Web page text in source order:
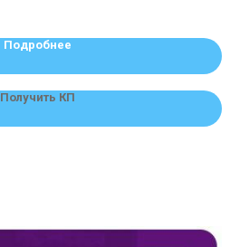
Подробнее
Получить КП